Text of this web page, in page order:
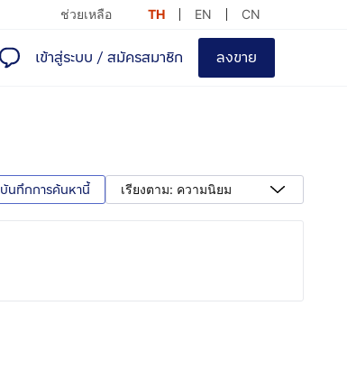
ช่วยเหลือ TH EN CN
เข้าสู่ระบบ / สมัครสมาชิก ลงขาย
บันทึกการค้นหานี้ เรียงตาม: ความนิยม